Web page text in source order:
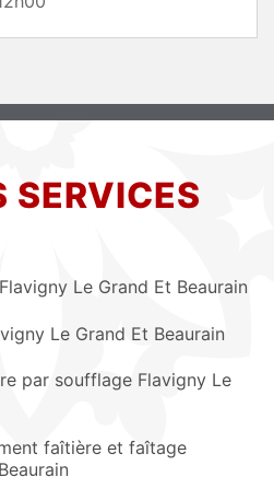
SERVICES
Le Grand Et Beaurain
Le Grand Et Beaurain
par soufflage Flavigny Le
faîtière et faîtage